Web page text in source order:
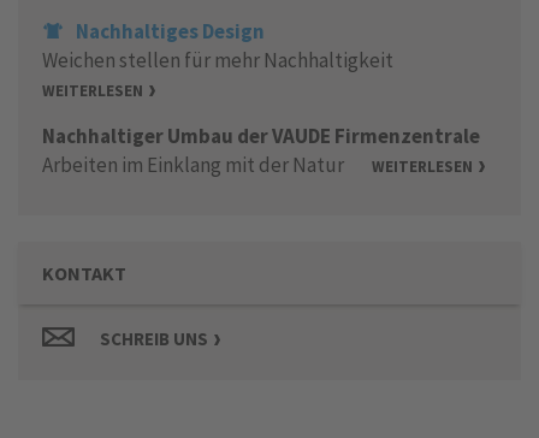
Nachhaltiges Design
Weichen stellen für mehr Nachhaltigkeit
WEITERLESEN
Nachhaltiger Umbau der VAUDE Firmenzentrale
Arbeiten im Einklang mit der Natur
WEITERLESEN
KONTAKT
SCHREIB UNS